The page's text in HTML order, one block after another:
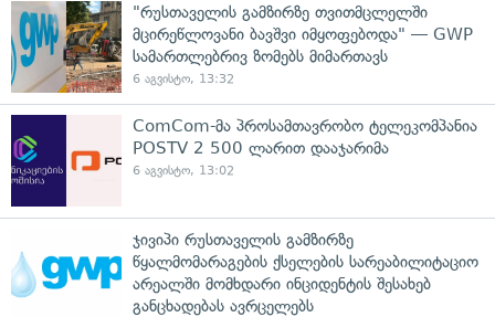
"რუსთაველის გამზირზე თვითმცლელში
მცირეწლოვანი ბავშვი იმყოფებოდა" — GWP
სამართლებრივ ზომებს მიმართავს
6 აგვისტო, 13:32
ComCom-მა პროსამთავრობო ტელეკომპანია
POSTV 2 500 ლარით დააჯარიმა
6 აგვისტო, 13:02
ჯივიპი რუსთაველის გამზირზე
წყალმომარაგების ქსელების სარეაბილიტაციო
არეალში მომხდარი ინციდენტის შესახებ
განცხადებას ავრცელებს